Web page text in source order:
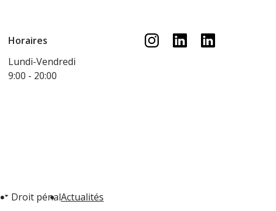
Horaires
Lundi-Vendredi
9:00 - 20:00
Droit pénalActualités